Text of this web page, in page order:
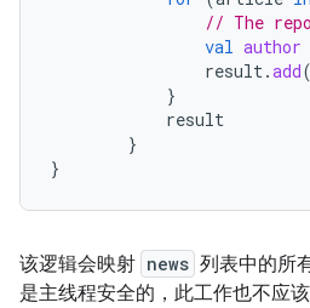
// The
val author
result.add(
}
result
}
}
该逻辑会映射 news 列表中的所
是主线程安全的，此工作也不应